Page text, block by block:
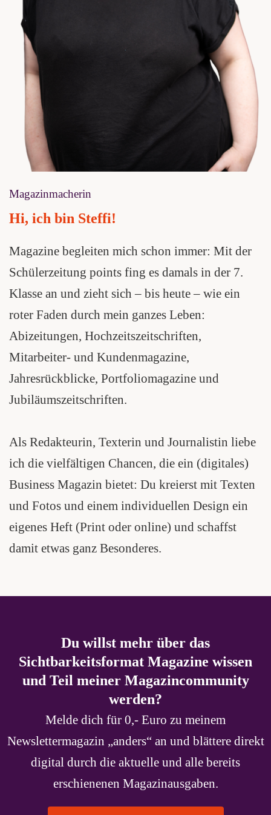
Magazinmacherin
Hi, ich bin Steffi!
Magazine begleiten mich schon immer: Mit der
Schülerzeitung points fing es damals in der 7.
Klasse an und zieht sich – bis heute – wie ein
roter Faden durch mein ganzes Leben:
Abizeitungen, Hochzeitszeitschriften,
Mitarbeiter- und Kundenmagazine,
Jahresrückblicke, Portfoliomagazine und
Jubiläumszeitschriften.
Als Redakteurin, Texterin und Journalistin liebe
ich die vielfältigen Chancen, die ein (digitales)
Business Magazin bietet: Du kreierst mit Texten
und Fotos und einem individuellen Design ein
eigenes Heft (Print oder online) und schaffst
damit etwas ganz Besonderes.
Du willst mehr über das
Sichtbarkeitsformat Magazine wissen
und Teil meiner Magazincommunity
werden?
Melde dich für 0,- Euro zu meinem
Newslettermagazin „anders“ an und blättere direkt
digital durch die aktuelle und alle bereits
erschienenen Magazinausgaben.